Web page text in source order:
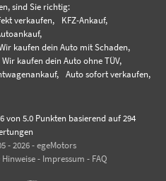
sind Sie richtig:
verkaufen,
KFZ-Ankauf,
kaufen dein Auto mit Schaden,
Wir kaufen dein Auto ohne TÜV,
Auto sofort verkaufen,
von 5.0 Punkten basierend auf 294
- 2026 - egeMotors
- Impressum - FAQ